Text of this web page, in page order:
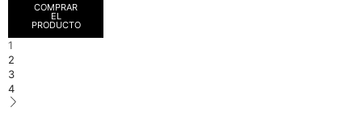
COMPRAR
EL
PRODUCTO
1
2
3
4